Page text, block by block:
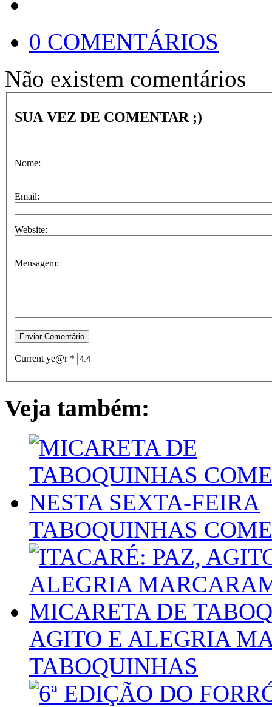
0 COMENTÁRIOS
Não existem comentários
SUA VEZ DE COMENTAR ;)
Nome:
Email:
Website:
Mensagem:
Current ye@r *
Veja também:
TABOQUINHAS
AGITO E ALEGRIA
TABOQUINHAS